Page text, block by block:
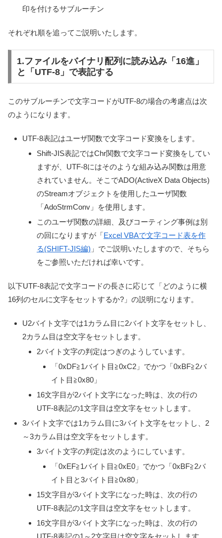
印を付けるサブルーチン
それぞれ順を追ってご説明いたします。
1.ファイルをバイナリ配列に読み込み「16進」
と「UTF-8」で表記する
このサブルーチンで文字コードがUTF-8の場合の考慮点は次
のようになります。
UTF-8表記はユーザ関数で文字コード変換をします。
Shift-JIS表記ではChr関数で文字コード変換をしてい
ますが、UTF-8にはそのような組み込み関数は用意
されていません。そこでADO(ActiveX Data Objects)
のStreamオブジェクトを使用したユーザ関数
「AdoStrmConv」を使用します。
このユーザ関数の詳細、及びコーティング事例は別
の回になりますが「Excel VBAで文字コード表を作
る(SHIFT-JIS編) 」でご説明いたしますので、そちら
をご参照いただければ幸いです。
以下UTF-8表記で文字コードの長さに応じて「どのように横
16列のセルに文字をセットするか?」の説明になります。
U2バイト文字では1カラム目に2バイト文字をセットし、
2カラム目は空文字をセットします。
2バイト文字の判定はつぎのようしています。
「0xDF≧1バイト目≧0xC2」でかつ「0xBF≧2バ
イト目≧0x80」
16文字目が2バイト文字になった時は、次の行の
UTF-8表記の1文字目は空文字をセットします。
3バイト文字では1カラム目に3バイト文字をセットし、2
～3カラム目は空文字をセットします。
3バイト文字の判定は次のようにしています。
「0xEF≧1バイト目≧0xE0」でかつ「0xBF≧2バ
イト目と3バイト目≧0x80」
15文字目が3バイト文字になった時は、次の行の
UTF-8表記の1文字目は空文字をセットします。
16文字目が3バイト文字になった時は、次の行の